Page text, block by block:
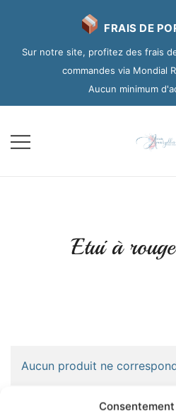
FRAIS DE
Sur notre site, profitez des frais
commandes via Mondial
Aucun minimum
Etui à
Aucun produit ne